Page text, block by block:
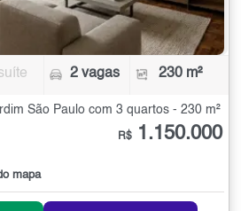
2 vagas 230 m²
São Paulo com 3 quartos - 230 m²
mapa
R$ 1.150.000